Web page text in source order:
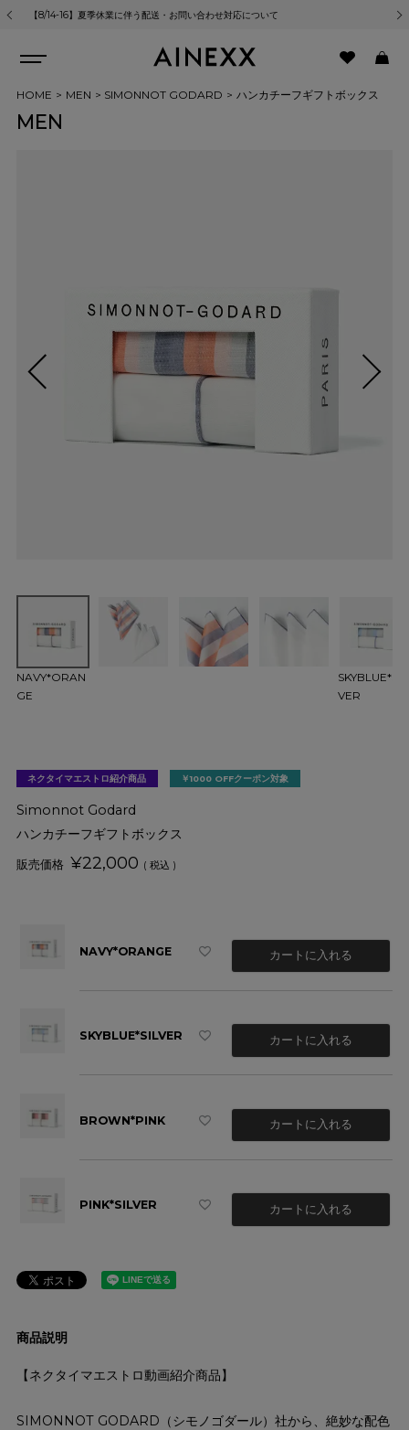
【8/14-16】夏季休業に伴う配送・お問い合わせ対応について 熊
HOME MEN SIMONNOT GODARD ハンカチーフギフトボックス
MEN
NAVY*ORAN
GE
SKYBLUE*SIL
VER
ネクタイマエストロ紹介商品 ￥1000 OFFクーポン対象
Simonnot Godard
ハンカチーフギフトボックス
¥22,000 税込
NAVY*ORANGE カートに入れる
SKYBLUE*SILVER カートに入れる
BROWN*PINK カートに入れる
PINK*SILVER カートに入れる
商品説明
【ネクタイマエストロ動画紹介商品】
SIMONNOT GODARD（シモノゴダール）社から、絶妙な配色